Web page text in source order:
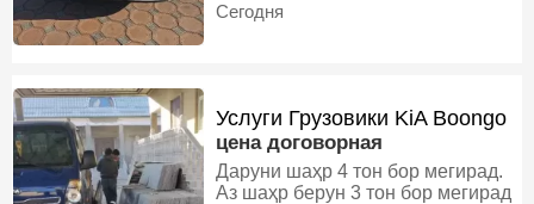
Сегодня
Услуги Грузовики KiA Boongo
цена договорная
Даруни шаҳр 4 тон бор мегирад.
Аз шаҳр берун 3 тон бор мегирад